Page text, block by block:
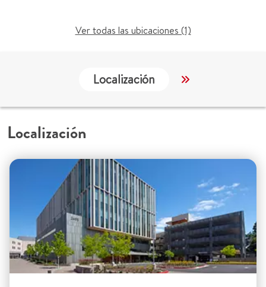
Ver todas las ubicaciones (1)
Localización Trabajo y
Localización